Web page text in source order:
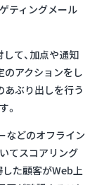
ティングメール
て、加点や通知
のアクションをし
あぶり出しを行う
。
などのオフライン
てスコアリング
した顧客がWeb上